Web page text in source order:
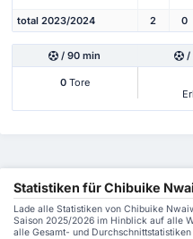
total 2023/2024 2 0
/ 90 min /
0Tore
Statistiken für Chibuike
Lade alle Statistiken von Chibuike
Saison 2025/2026 im Hinblick auf alle
alle Gesamt- und Durchschnittstatistiken